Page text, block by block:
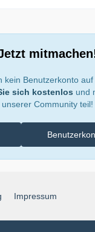
kein Benutzerkonto
sich kostenlos und
unserer Community teil!
Impressum